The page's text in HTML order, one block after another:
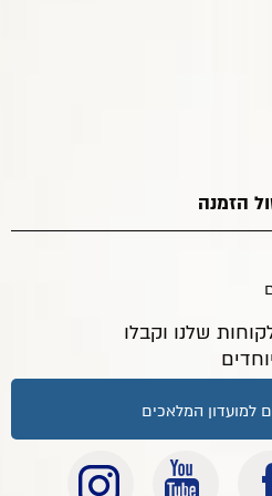
הזמנה
שלנו וקבלו
למועדון המלאכים